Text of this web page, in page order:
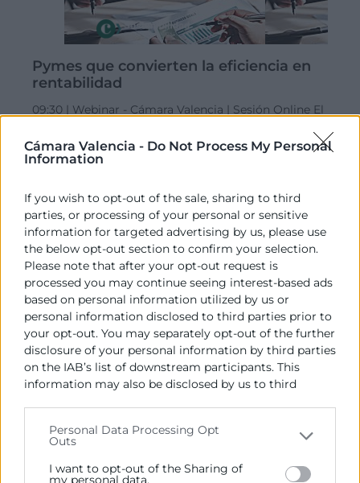
Cámara Valencia - Do Not Process My Personal
Information
If you wish to opt-out of the sale, sharing to third
parties, or processing of your personal or sensitive
information for targeted advertising by us, please use
the below opt-out section to confirm your selection.
Please note that after your opt-out request is
processed you may continue seeing interest-based ads
based on personal information utilized by us or
personal information disclosed to third parties prior to
your opt-out. You may separately opt-out of the further
disclosure of your personal information by third parties
on the IAB’s list of downstream participants. This
information may also be disclosed by us to third
Please note that this website/app uses one or more
Google services and may gather and store information
including but not limited to your visit or usage
Personal Data Processing Opt
Outs
I want to opt-out of the Sharing of
my personal data.
Pymes que convierten la eficiencia en
rentabilidad
09:30 | Webinar - Cámara Valencia | Sesión Online El
webinar, en formato online, aborda cómo la sostenibilidad
17 Sep
Webinar
Social Commerce: Destino Costa Rica
10:30 | Gratuito |Cámara Valencia - C. del Poeta Querol, 15
- Aula 4 - 3ª Planta Conocer el mundo digital
costarricense para orientar las estrategias y acciones ...
18 Sep
Taller
4›